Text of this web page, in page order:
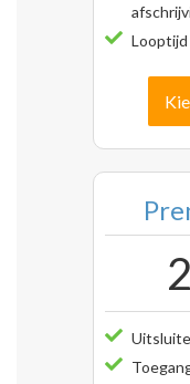
Looptijd